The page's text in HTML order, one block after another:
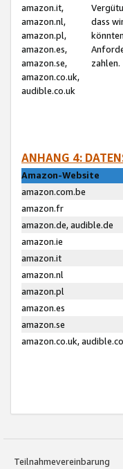
amazon.it,
amazon.nl,
amazon.pl,
amazon.es,
amazon.se,
amazon.co.uk,
audible.co.uk
dass
zahlen.
ANHANG 4:
Amazon-Website
amazon.com.be
amazon.fr
amazon.de, audible.de
amazon.ie
amazon.it
amazon.nl
amazon.pl
amazon.es
amazon.se
amazon.co.uk,
Teilnahmevereinbarung